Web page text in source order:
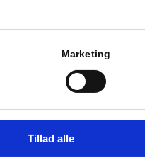
Marketing
Tillad alle